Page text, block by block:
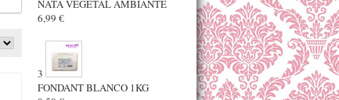
NATA VEGETAL AMBIANTE
6,99 €
3
FONDANT BLANCO 1KG